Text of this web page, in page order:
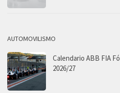
AUTOMOVILISMO
Calendario ABB FIA
2026/27